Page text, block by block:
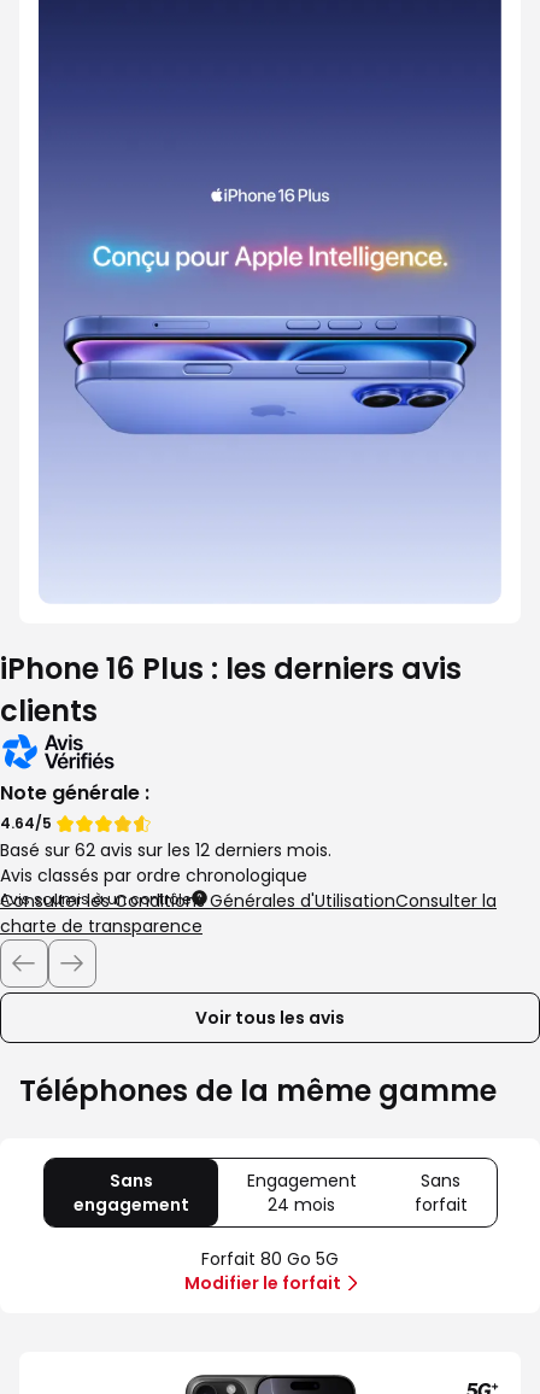
iPhone 16 Plus : les derniers avis
clients
Note générale :
Note
de
Note
de
4.64/5
Basé sur 62 avis sur les 12 derniers mois.
Avis classés par ordre chronologique
Avis soumis à un contrôle
Consulter les Conditions Générales d'UtilisationConsulter la
charte de transparence
Voir tous les avis
Téléphones de la même gamme
Sans
engagement
80
Go
5G
Engagement
24 mois
Offre
spéciale
Illimité
Sans
forfait
Sans
Forfait 80 Go 5G
Modifier le forfait